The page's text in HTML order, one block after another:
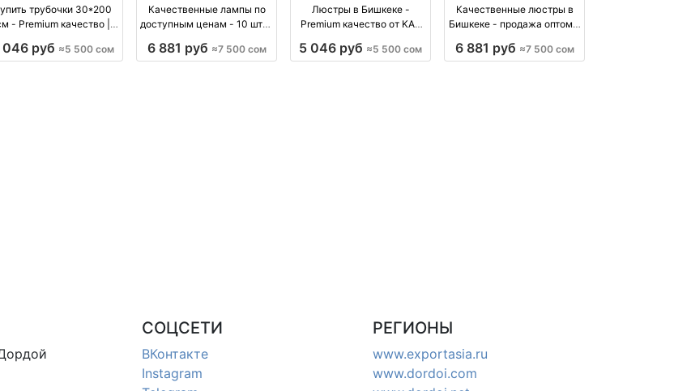
трубочки 30*200
- Premium качество |
Киргизия
046 руб ≈5 500 сом
Качественные лампы по
доступным ценам - 10 штук
производство Киргизия
6 881 руб ≈7 500 сом
Люстры в Бишкеке -
Premium качество от KAS
Киргизия
5 046 руб ≈5 500 сом
Качественные люстры в
Бишкеке - продажа оптом и
производство Киргизия
6 881 руб ≈7 500 сом
СОЦСЕТИ
ВКонтакте
Instagram
РЕГИОНЫ
www.exportasia.ru
www.dordoi.com